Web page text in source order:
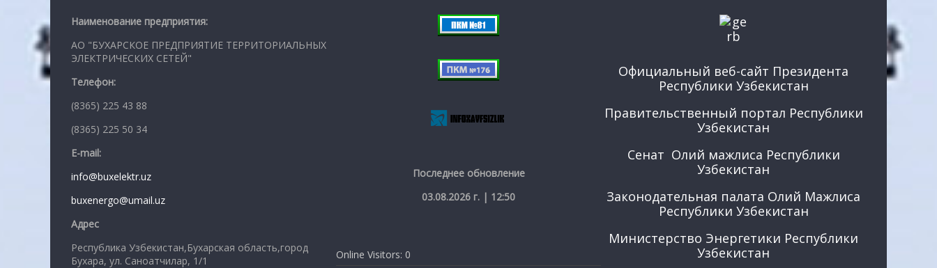
Наименование предприятия:
АО "БУХАРСКОЕ ПРЕДПРИЯТИЕ ТЕРРИТОРИАЛЬНЫХ
ЭЛЕКТРИЧЕСКИХ СЕТЕЙ"
Телефон:
(8365) 225 43 88
(8365) 225 50 34
E-mail:
info@buxelektr.uz
buxenergo@umail.uz
Адрес
Республика Узбекистан,Бухарская область,город
Бухара, ул. Саноатчилар, 1/1
Последнее обновление
03.08.2026 г. | 12:50
Online Visitors: 0
Официальный веб-сайт Президента
Республики Узбекистан
Правительственный портал Республики
Узбекистан
Сенат Олий мажлиса Республики
Узбекистан
Законодательная палата Олий Мажлиса
Республики Узбекистан
Министерство Энергетики Республики
Узбекистан